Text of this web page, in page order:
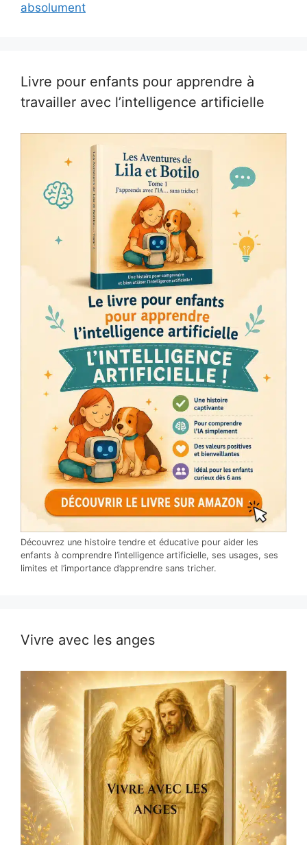
absolument
Livre pour enfants pour apprendre à
travailler avec l’intelligence artificielle
Découvrez une histoire tendre et éducative pour aider les
enfants à comprendre l’intelligence artificielle, ses usages, ses
limites et l’importance d’apprendre sans tricher.
Vivre avec les anges